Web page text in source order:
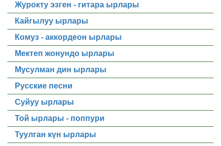
Журокту эзген - гитара ырлары
Кайгылуу ырлары
Комуз - аккордеон ырлары
Мектеп жонундо ырлары
Мусулман дин ырлары
Русские песни
Суйуу ырлары
Той ырлары - поппури
Туулган күн ырлары